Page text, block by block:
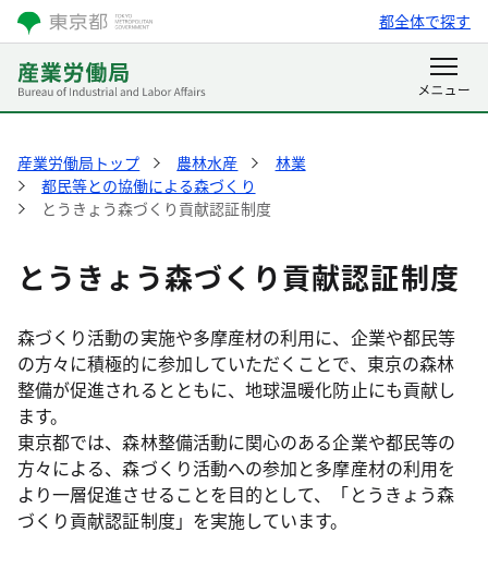
都全体で探す
産業労働局トップ 農林水産
林業
都民等との協働による森づくり
とうきょう森づくり貢献認証制度
とうきょう森づくり貢献認証制度
森づくり活動の実施や多摩産材の利用に、企業や都民等
の方々に積極的に参加していただくことで、東京の森林
整備が促進されるとともに、地球温暖化防止にも貢献し
ます。
東京都では、森林整備活動に関心のある企業や都民等の
方々による、森づくり活動への参加と多摩産材の利用を
より一層促進させることを目的として、「とうきょう森
づくり貢献認証制度」を実施しています。